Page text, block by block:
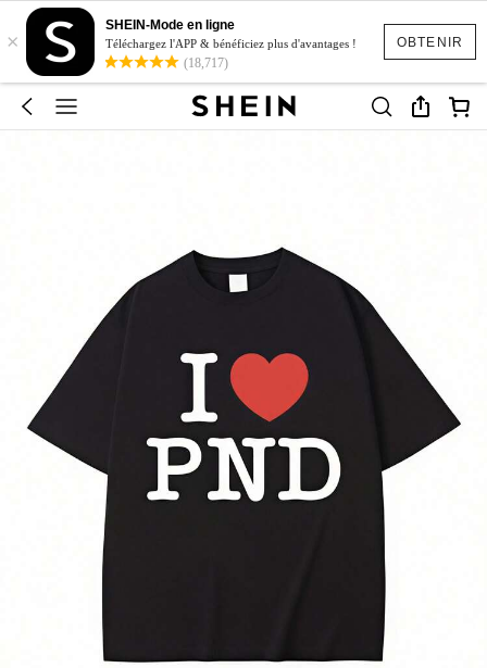
OBTENIR
×
SHEIN-Mode en ligne
Téléchargez l'APP & bénéficiez plus d'avantages !
(18,717)